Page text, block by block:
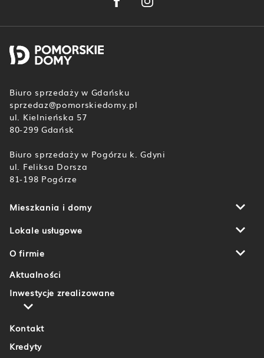
Biuro sprzedaży w Gdańsku
sprzedaz@pomorskiedomy.pl
ul. Kielnieńska 57
80-299 Gdańsk
Biuro sprzedaży w Pogórzu k. Gdyni
ul. Feliksa Dorsza
81-198 Pogórze
Mieszkania i domy
Aleja Wiśniowa Pogórze
Rumia
Lokale usługowe
O firmie
Aktualności
Inwestycje zrealizowane
Kontakt
Kredyty